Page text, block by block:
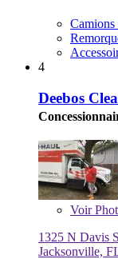
Camions
4
Deebos
Voir
1325 N Davis
Jacksonville,